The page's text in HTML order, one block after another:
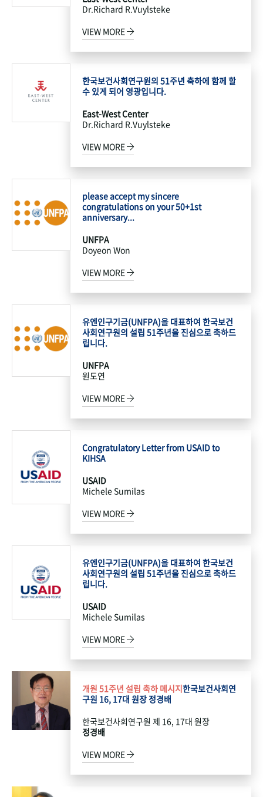
Dr.Richard R.Vuylsteke
VIEW MORE
한국보건사회연구원의 51주년 축하에 함께 할
수 있게 되어 영광입니다.
East-West Center
Dr.Richard R.Vuylsteke
VIEW MORE
please accept my sincere
congratulations on your 50+1st
anniversary...
UNFPA
Doyeon Won
VIEW MORE
유엔인구기금(UNFPA)을 대표하여 한국보건
사회연구원의 설립 51주년을 진심으로 축하드
립니다.
UNFPA
원도연
VIEW MORE
Congratulatory Letter from USAID to
KIHSA
USAID
Michele Sumilas
VIEW MORE
유엔인구기금(UNFPA)을 대표하여 한국보건
사회연구원의 설립 51주년을 진심으로 축하드
립니다.
USAID
Michele Sumilas
VIEW MORE
개원 51주년 설립 축하 메시지한국보건사회연
구원 16, 17대 원장 정경배
한국보건사회연구원 제 16, 17대 원장
정경배
VIEW MORE